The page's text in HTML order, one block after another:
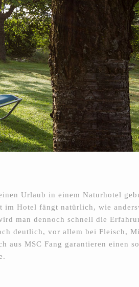
Urlaub in einem Naturhotel
im Hotel fängt natürlich, wie
man dennoch schnell die
deutlich, vor allem bei Fleisch,
aus MSC Fang garantieren einen